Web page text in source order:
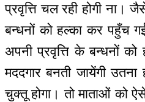
प्रवृत्ति चल रही होगी
बन्धनों को हल्का कर पहुँच
अपनी प्रवृत्ति के बन्धनों को
मददगार बनती जायेंगी उतना
चुक्तू होगा। तो माताओं को